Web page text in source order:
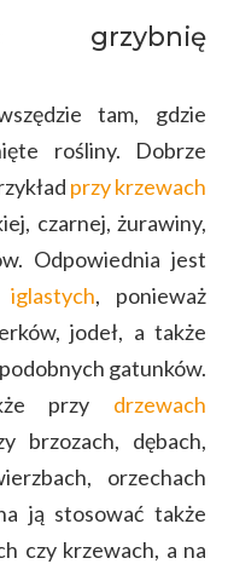
grzybnię
tam, gdzie
rośliny. Dobrze
przy krzewach
czarnej, żurawiny,
Odpowiednia jest
, ponieważ
jodeł, a także
gatunków.
przy drzewach
brzozach, dębach,
orzechach
ją stosować także
czy krzewach, a na
Strona główna
Sklep